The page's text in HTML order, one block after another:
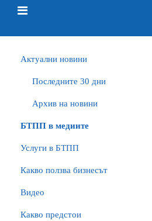
Актуални новини
Последните 30 дни
Архив на новини
БTПП в медиите
Услуги в БТПП
Какво ползва бизнесът
Видео
Какво предстои